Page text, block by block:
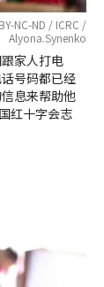
NC-ND / ICRC /
Alyona.Synenko
家人打电
号码都已经
息来帮助他
红十字会志